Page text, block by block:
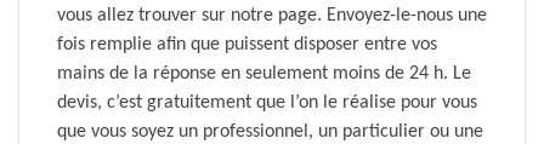
vous allez trouver sur notre page. Envoyez-le-nous une
fois remplie afin que puissent disposer entre vos
mains de la réponse en seulement moins de 24 h. Le
devis, c’est gratuitement que l’on le réalise pour vous
que vous soyez un professionnel, un particulier ou une